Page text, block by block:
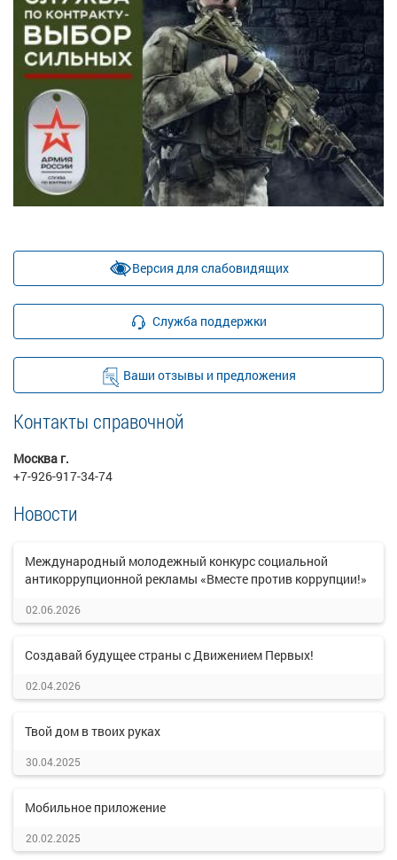
Версия для слабовидящих
Служба поддержки
Ваши отзывы и предложения
Контакты справочной
Москва г.
+7-926-917-34-74
Новости
Международный молодежный конкурс социальной
антикоррупционной рекламы «Вместе против коррупции!»
02.06.2026
Создавай будущее страны с Движением Первых!
02.04.2026
Твой дом в твоих руках
30.04.2025
Мобильное приложение
20.02.2025